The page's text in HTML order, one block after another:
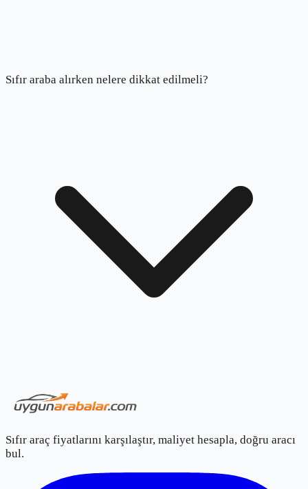
Sıfır araba alırken nelere dikkat edilmeli?
Sıfır araç fiyatlarını karşılaştır, maliyet hesapla, doğru aracı
bul.